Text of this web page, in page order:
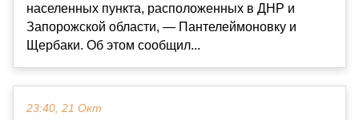
населенных пункта, расположенных в ДНР и
Запорожской области, — Пантелеймоновку и
Щербаки. Об этом сообщил...
23:40, 21 Окт